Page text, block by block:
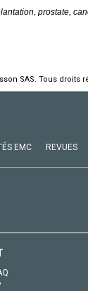
prostate,
SAS. Tous droits
EMC REVUES